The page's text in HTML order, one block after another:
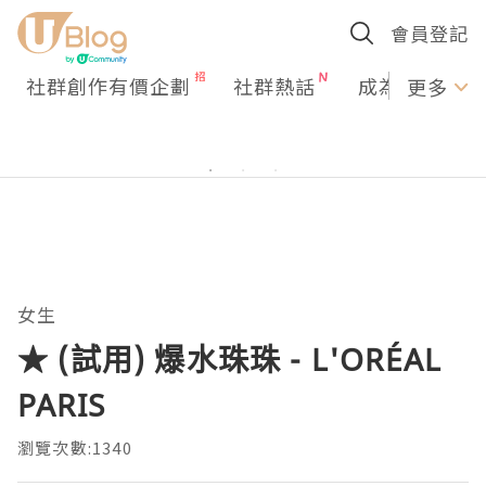
會員登記
社群創作有價企劃 社群熱話 成為U更多
女生
★ (試用) 爆水珠珠 - L'ORÉAL
PARIS
瀏覽次數:1340